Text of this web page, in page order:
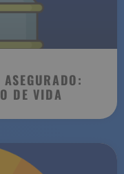
DE VIDA